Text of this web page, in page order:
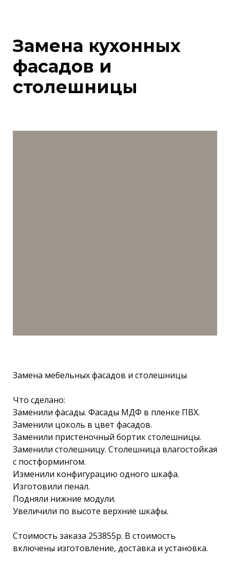
Замена кухонных
фасадов и
столешницы
Замена мебельных фасадов и столешницы
Что сделано:
Заменили фасады. Фасады МДФ в пленке ПВХ.
Заменили цоколь в цвет фасадов.
Заменили пристеночный бортик столешницы.
Заменили столешницу. Столешница влагостойкая
с постформингом.
Изменили конфигурацию одного шкафа.
Изготовили пенал.
Подняли нижние модули.
Увеличили по высоте верхние шкафы.
Стоимость заказа 253855р. В стоимость
включены изготовление, доставка и установка.